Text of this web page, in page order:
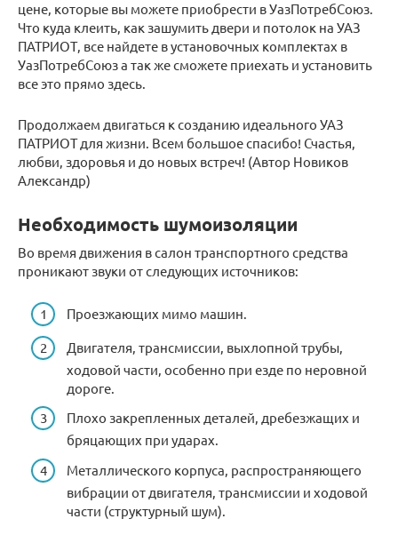
цене, которые вы можете приобрести в УазПотребСоюз.
Что куда клеить, как зашумить двери и потолок на УАЗ
ПАТРИОТ, все найдете в установочных комплектах в
УазПотребСоюз а так же сможете приехать и установить
все это прямо здесь.
Продолжаем двигаться к созданию идеального УАЗ
ПАТРИОТ для жизни. Всем большое спасибо! Счастья,
любви, здоровья и до новых встреч! (Автор Новиков
Александр)
Необходимость шумоизоляции
Во время движения в салон транспортного средства
проникают звуки от следующих источников:
Проезжающих мимо машин.
Двигателя, трансмиссии, выхлопной трубы,
ходовой части, особенно при езде по неровной
дороге.
Плохо закрепленных деталей, дребезжащих и
бряцающих при ударах.
Металлического корпуса, распространяющего
вибрации от двигателя, трансмиссии и ходовой
части (структурный шум).